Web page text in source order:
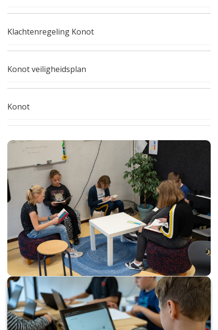
Klachtenregeling Konot
Konot veiligheidsplan
Konot